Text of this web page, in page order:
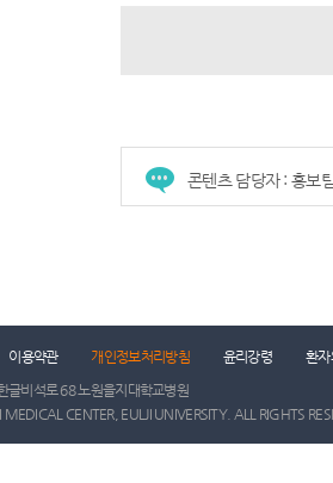
콘텐츠 담당자 : 홍보
이용약관 개인정보처리방침 윤리강령
환자
글비석로 68 노원을지대학교병원
CENTER, EULJI UNIVERSITY. ALL RIGHTS